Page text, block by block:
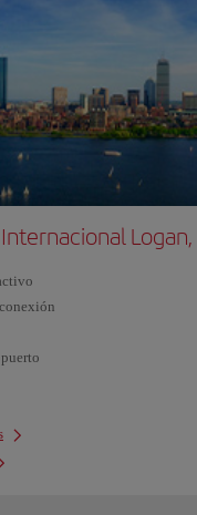
Logan,